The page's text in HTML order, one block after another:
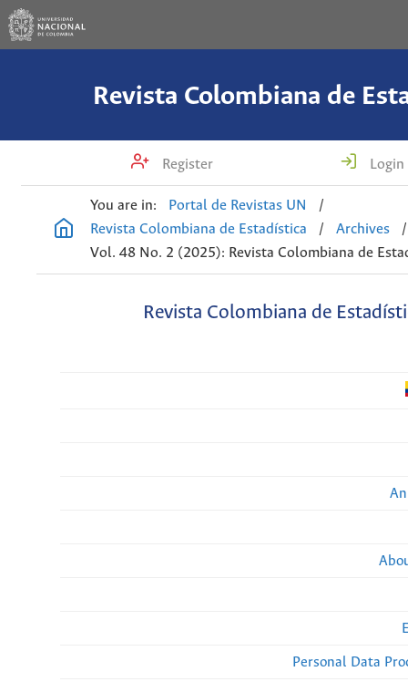
Revista Colombiana de
Register Login
You are in: Portal de Revistas UN
/
Revista Colombiana de Estadística
/ Archives
/
Vol. 48 No. 2 (2025): Revista Colombiana de
Revista Colombiana de
Personal Data